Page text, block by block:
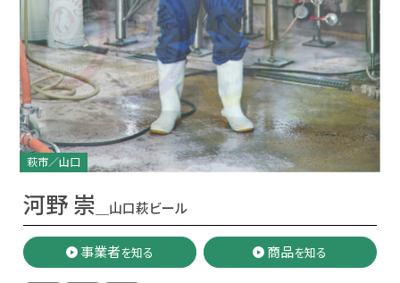
萩市／山口
河野 崇 ＿山口萩ビール
事業者を知る 商品を知る